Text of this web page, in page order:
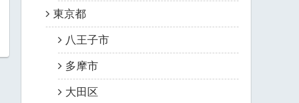
東京都
八王子市
多摩市
大田区